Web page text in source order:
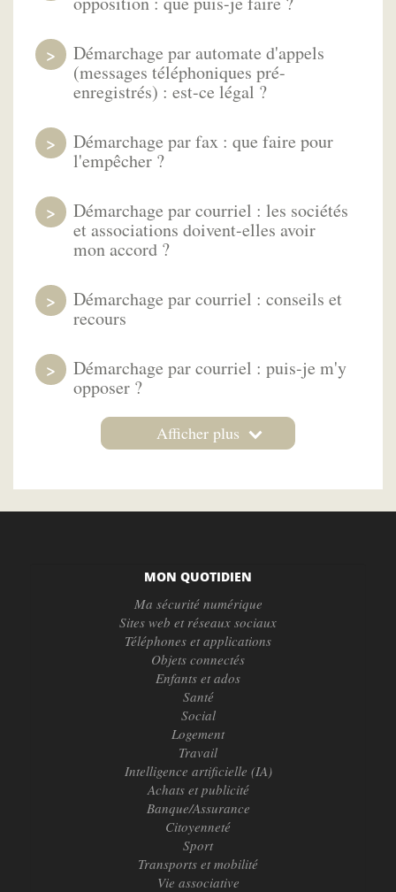
Démarchage par automate d'appels
(messages téléphoniques pré-
enregistrés) : est-ce légal ?
Démarchage par fax : que faire pour
l'empêcher ?
Démarchage par courriel : les sociétés
et associations doivent-elles avoir
mon accord ?
Démarchage par courriel : conseils et
recours
Démarchage par courriel : puis-je m'y
opposer ?
Afficher plus
MON QUOTIDIEN
Ma sécurité numérique
Sites web et réseaux sociaux
Téléphones et applications
Objets connectés
Enfants et ados
Santé
Social
Logement
Travail
Intelligence artificielle (IA)
Achats et publicité
Banque/Assurance
Citoyenneté
Sport
Transports et mobilité
Vie associative